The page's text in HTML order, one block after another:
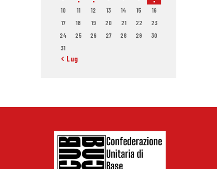
10
11 12 13 14 15
16
17
18 19 20 21 22
23
24
25 26 27 28 29
30
31
« Lug